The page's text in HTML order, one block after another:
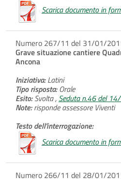
Scarica documento in
Numero 267/11 del 31/01/
Grave situazione cantiere
Ancona
Iniziativa:Latini
Tipo risposta:Orale
Esito:Svolta , Seduta n.46 del
Note:risponde assessore Viventi
Testo dell'interrogazione:
Scarica documento in
Numero 266/11 del 28/01/